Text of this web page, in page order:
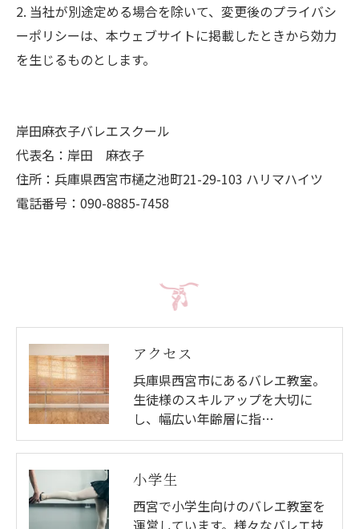
2. 当社が別途定める場合を除いて、変更後のプライバシ
ーポリシーは、本ウェブサイトに掲載したときから効力
を生じるものとします。
岸田麻衣子バレエスクール
代表名：岸田 麻衣子
住所：兵庫県西宮市樋之池町21-29-103 ハリマハイツ
電話番号：090-8885-7458
アクセス
兵庫県西宮市にあるバレエ教室。
生徒様のスキルアップを大切に
し、幅広い年齢層に指…
小学生
西宮で小学生向けのバレエ教室を
運営しています。様々なバレエ技